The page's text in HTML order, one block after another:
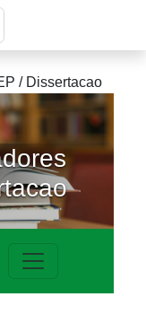
/ Dissertacao